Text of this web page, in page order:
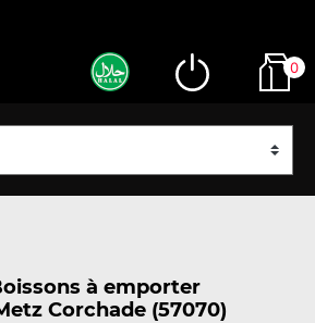
0
à emporter
Corchade (57070)